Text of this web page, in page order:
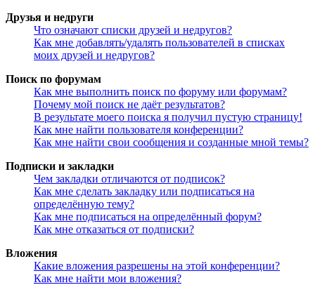
Друзья и недруги
Что означают списки друзей и недругов?
Как мне добавлять/удалять пользователей в списках
моих друзей и недругов?
Поиск по форумам
Как мне выполнить поиск по форуму или форумам?
Почему мой поиск не даёт результатов?
В результате моего поиска я получил пустую страницу!
Как мне найти пользователя конференции?
Как мне найти свои сообщения и созданные мной темы?
Подписки и закладки
Чем закладки отличаются от подписок?
Как мне сделать закладку или подписаться на
определённую тему?
Как мне подписаться на определённый форум?
Как мне отказаться от подписки?
Вложения
Какие вложения разрешены на этой конференции?
Как мне найти мои вложения?